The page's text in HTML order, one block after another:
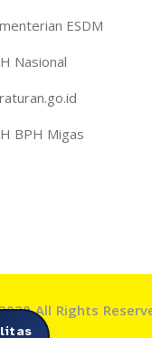
ESDM
Nasional
BPH Migas
All Rights